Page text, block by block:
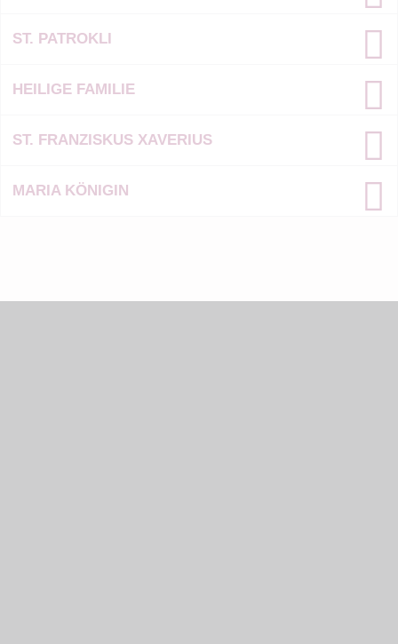
ST. PATROKLI
HEILIGE FAMILIE
ST. FRANZISKUS XAVERIUS
MARIA KÖNIGIN